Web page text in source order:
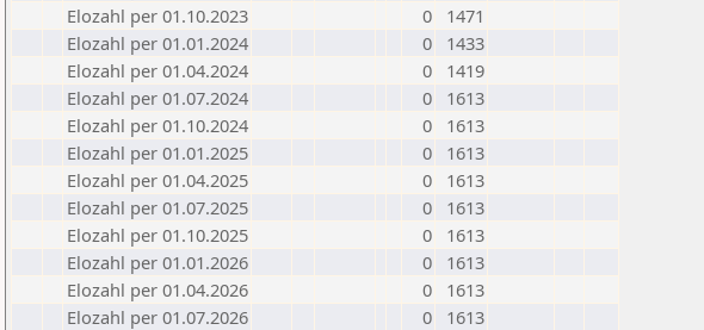
Elozahl per 01.10.2023
0
1471
Elozahl per 01.01.2024
0
1433
Elozahl per 01.04.2024
0
1419
Elozahl per 01.07.2024
0
1613
Elozahl per 01.10.2024
0
1613
Elozahl per 01.01.2025
0
1613
Elozahl per 01.04.2025
0
1613
Elozahl per 01.07.2025
0
1613
Elozahl per 01.10.2025
0
1613
Elozahl per 01.01.2026
0
1613
Elozahl per 01.04.2026
0
1613
Elozahl per 01.07.2026
0 1613